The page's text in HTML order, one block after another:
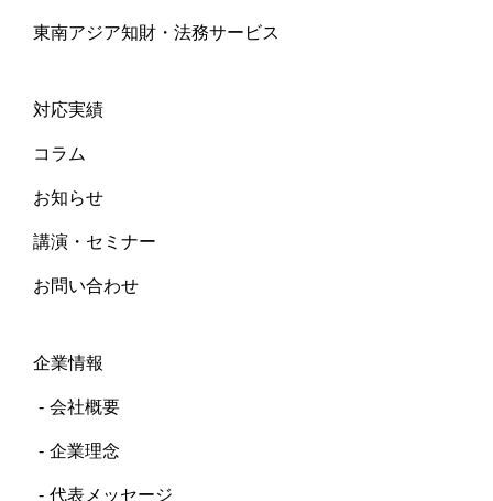
東南アジア知財・法務サービス
対応実績
コラム
お知らせ
講演・セミナー
お問い合わせ
企業情報
会社概要
企業理念
代表メッセージ